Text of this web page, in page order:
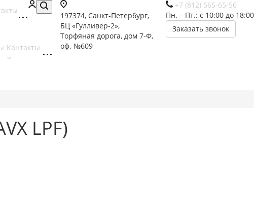
+7 (812) 565-65-56
Пн. – Пт.: с 10:00 до 18:00
Заказать звонок
197374, Санкт-Петербург,
БЦ «Гулливер-2»,
Торфяная дорога, дом 7-Ф,
оф. №609
Контакты
LPF)